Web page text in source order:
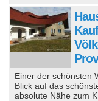
Einer der schönsten
Blick auf das
absolute Nähe zum